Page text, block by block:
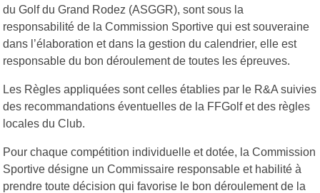
du Golf du Grand Rodez (ASGGR), sont sous la
responsabilité de la Commission Sportive qui est souveraine
dans l’élaboration et dans la gestion du calendrier, elle est
responsable du bon déroulement de toutes les épreuves.
Les Règles appliquées sont celles établies par le R&A suivies
des recommandations éventuelles de la FFGolf et des règles
locales du Club.
Pour chaque compétition individuelle et dotée, la Commission
Sportive désigne un Commissaire responsable et habilité à
prendre toute décision qui favorise le bon déroulement de la